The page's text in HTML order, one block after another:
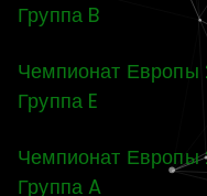
Группа B
Чемпионат Европы
Группа E
Чемпионат Европы
Группа A